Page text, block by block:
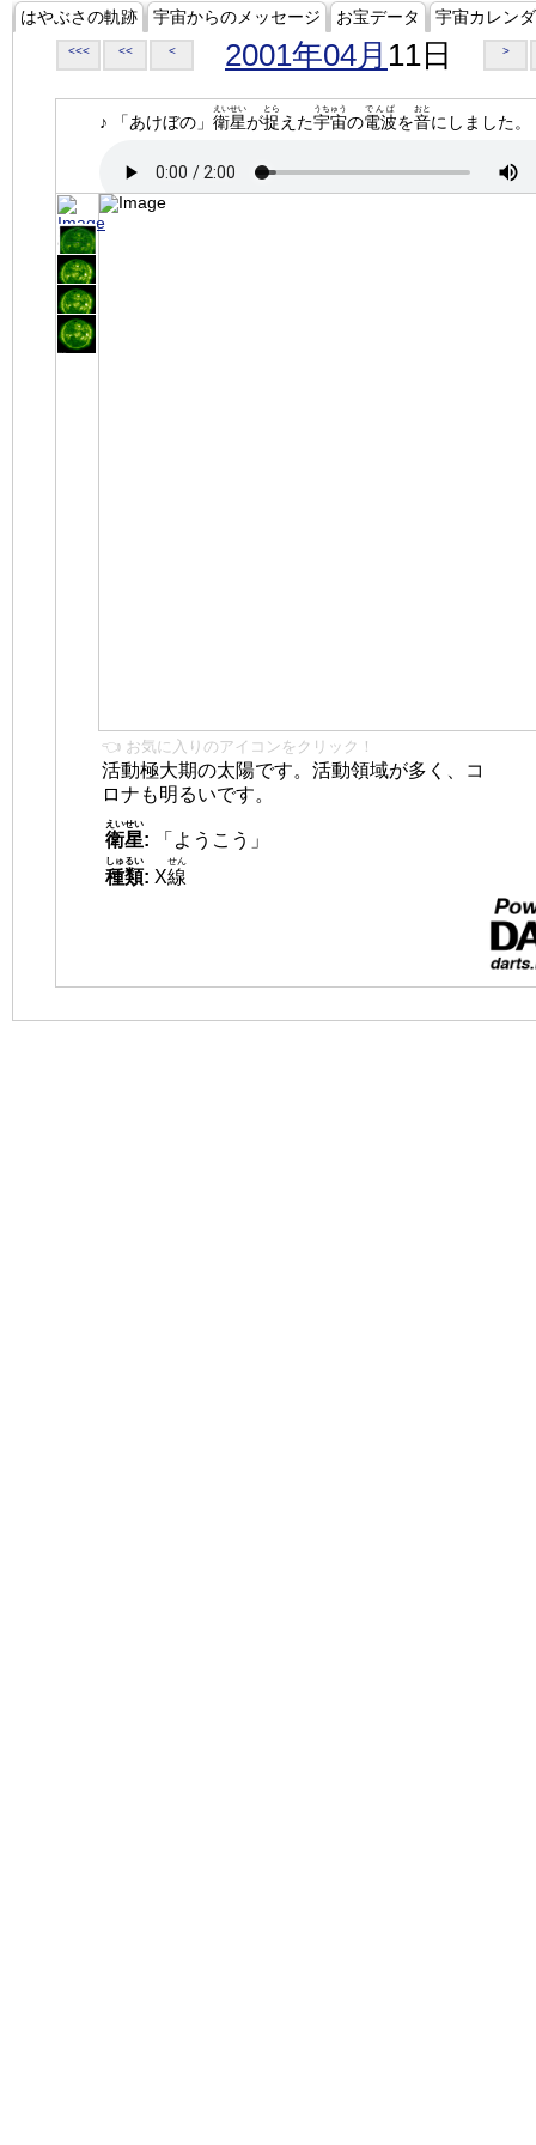
はやぶさの軌跡 宇宙からのメッセージ お宝データ 宇宙カレン
<<< << < 2001年04月 11日 >
♪ 「あけぼの」 衛星
えいせい
が捉
とら
えた宇宙
うちゅう
の電波
でんぱ
を音
おと
にしました。
👈 お気に入りのアイコンをクリック！
活動極大期の太陽です。活動領域が多く、コ
ロナも明るいです。
衛星
えいせい
:
「ようこう」
種類
しゅるい
: X線
せん